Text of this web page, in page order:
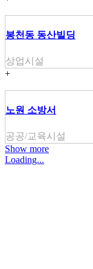
봉천동 동산빌딩
상업시설
+
노원 소방서
공공/교육시설
Show more
Loading...